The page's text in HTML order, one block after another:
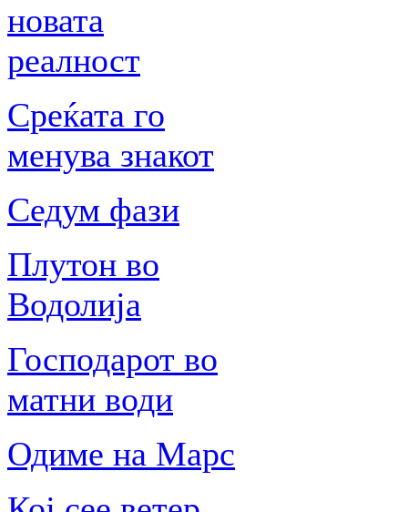
новата
реалност
Среќата го
менува знакот
Седум фази
Плутон во
Водолија
Господарот во
матни води
Одиме на Марс